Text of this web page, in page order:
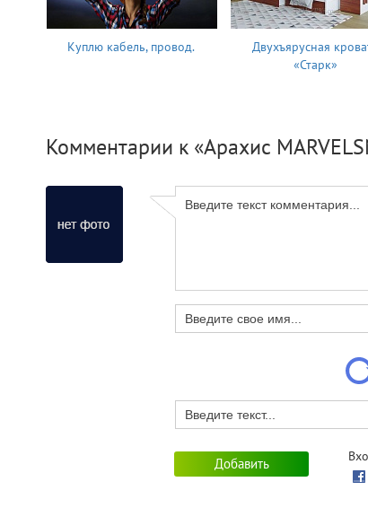
Куплю кабель, провод.
Двухъярусная
«Старк»
Комментарии к «Арахис